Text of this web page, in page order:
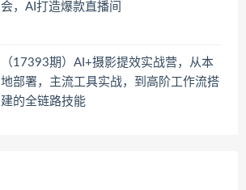
会，AI打造爆款直播间
（17393期）AI+摄影提效实战营，从本
地部署，主流工具实战，到高阶工作流搭
建的全链路技能